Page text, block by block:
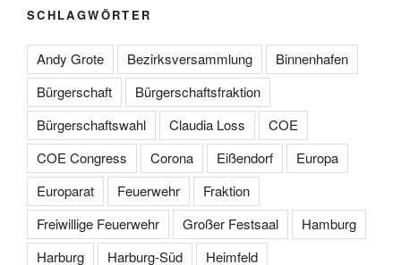
SCHLAGWÖRTER
Andy Grote Bezirksversammlung
Binnenhafen
Bürgerschaft
Bürgerschaftsfraktion
Bürgerschaftswahl
Claudia Loss
COE
COE Congress
Corona Eißendorf
Europa
Europarat
Feuerwehr
Fraktion
Freiwillige Feuerwehr
Großer Festsaal
Hamburg
Harburg
Harburg-Süd
Heimfeld